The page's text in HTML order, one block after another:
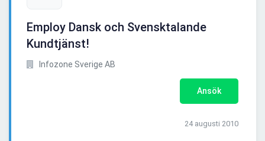
Employ Dansk och Svensktalande
Kundtjänst!
Infozone Sverige AB
Ansök
24 augusti 2010